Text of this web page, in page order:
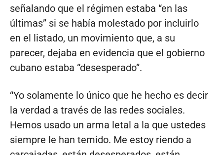
señalando que el régimen estaba “en las
últimas” si se había molestado por incluirlo
en el listado, un movimiento que, a su
parecer, dejaba en evidencia que el gobierno
cubano estaba “desesperado”.
“Yo solamente lo único que he hecho es decir
la verdad a través de las redes sociales.
Hemos usado un arma letal a la que ustedes
siempre le han temido. Me estoy riendo a